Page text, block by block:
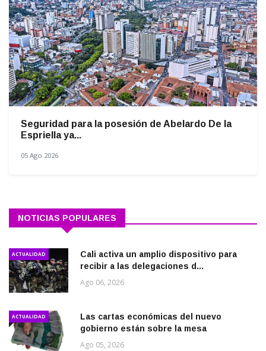
Seguridad para la posesión de Abelardo De la
Espriella ya...
05 Ago 2026
NOTICIAS POPULARES
ACTUALIDAD
Cali activa un amplio dispositivo para
recibir a las delegaciones d...
Ago 06, 2026
ACTUALIDAD
Las cartas económicas del nuevo
gobierno están sobre la mesa
Ago 05, 2026